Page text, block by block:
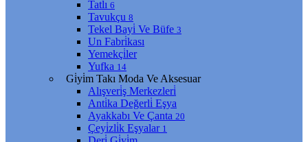
Tatlı 6
Tavukçu 8
Tekel Bayi̇ Ve Büfe 3
Un Fabri̇kası
Yemekçi̇ler
Yufka 14
Gi̇yi̇m Takı Moda Ve Aksesuar
Alışveri̇ş Merkezleri̇
Anti̇ka Değerli̇ Eşya
Ayakkabı Ve Çanta 20
Çeyi̇zli̇k Eşyalar 1